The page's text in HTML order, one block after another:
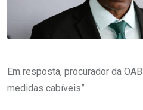
Em resposta, procurador da
medidas cabíveis”